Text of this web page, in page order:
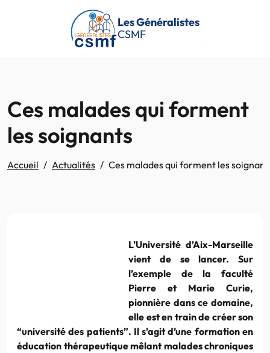
Passer au contenu principal
Les Généralistes
CSMF
Ces malades qui forment
les soignants
Accueil Actualités Ces malades qui forment les
L’Université d’Aix-Marseille
vient de se lancer. Sur
l’exemple de la faculté
Pierre et Marie Curie,
pionnière dans ce domaine,
elle est en train de créer son
“université des patients”. Il s’agit d’une formation en
éducation thérapeutique mêlant malades chroniques